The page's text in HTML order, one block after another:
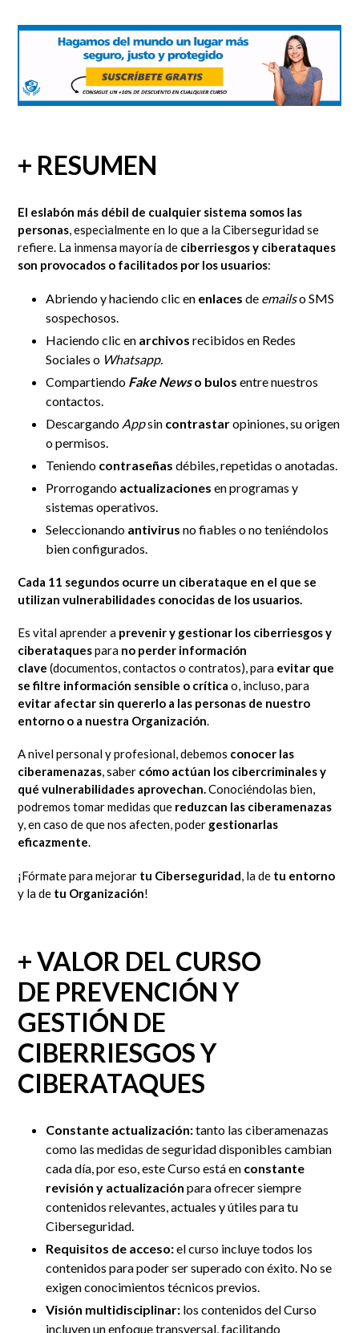
+ RESUMEN
El eslabón más débil de cualquier sistema somos las
personas, especialmente en lo que a la Ciberseguridad se
refiere. La inmensa mayoría de ciberriesgos y ciberataques
son provocados o facilitados por los usuarios:
Abriendo y haciendo clic en enlaces de emailso SMS
sospechosos.
Haciendo clic en archivos recibidos en Redes
Sociales o Whatsapp.
Compartiendo Fake Newso bulos entre nuestros
contactos.
Descargando Appsin contrastaropiniones, su origen
o permisos.
Teniendo contraseñas débiles, repetidas o anotadas.
Prorrogando actualizaciones en programas y
sistemas operativos.
Seleccionando antivirus no fiables o no teniéndolos
bien configurados.
Cada 11 segundos ocurre un ciberataque en el que se
utilizan vulnerabilidades conocidas de los usuarios.
Es vital aprender a prevenir y gestionar los ciberriesgos y
ciberataquespara no perder información
clave (documentos, contactos o contratos), para evitar que
se filtre información sensible o crítica o, incluso, para
evitar afectar sin quererlo a las personas de nuestro
entorno o a nuestra Organización.
A nivel personal y profesional, debemos conocer las
ciberamenazas, saber cómo actúan los cibercriminalesy
qué vulnerabilidades aprovechan.Conociéndolas bien,
podremos tomar medidas que reduzcan las ciberamenazas
y, en caso de que nos afecten, poder gestionarlas
eficazmente.
¡Fórmate para mejorar tu Ciberseguridad, la de tu entorno
y la de tu Organización!
+ VALOR DEL CURSO
DE PREVENCIÓN Y
GESTIÓN DE
CIBERRIESGOS Y
CIBERATAQUES
Constante actualización:tanto las ciberamenazas
como las medidas de seguridad disponibles cambian
cada día, por eso, este Curso está en constante
revisión y actualización para ofrecer siempre
contenidos relevantes, actuales y útiles para tu
Ciberseguridad.
Requisitos de acceso:el curso incluye todos los
contenidos para poder ser superado con éxito. No se
exigen conocimientos técnicos previos.
Visión multidisciplinar: los contenidos del Curso
incluyen un enfoque transversal, facilitando